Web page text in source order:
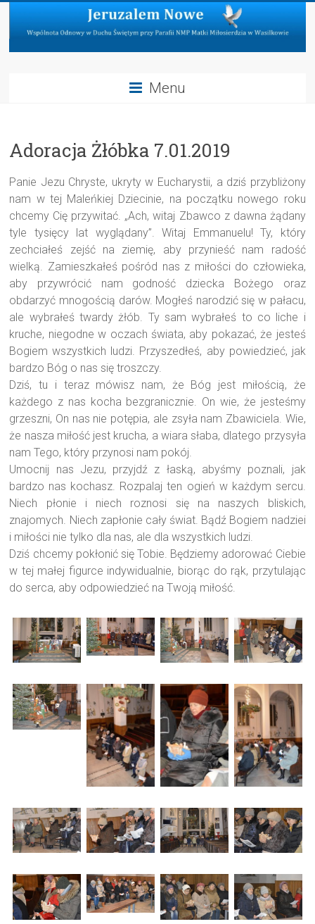
Skip
content
Jeruzalem
Odnowy
Duchu
Świętym
przy
Parafii
NMP
Matki
Miłosierdzia
w
Wasilkowie
Menu
Adoracja Żłóbka 7.01.2019
Panie Jezu Chryste, ukryty w Eucharystii, a dziś przybliżony
nam w tej Maleńkiej Dziecinie, na początku nowego roku
chcemy Cię przywitać. „Ach, witaj Zbawco z dawna żądany
tyle tysięcy lat wyglądany”. Witaj Emmanuelu! Ty, który
zechciałeś zejść na ziemię, aby przynieść nam radość
wielką. Zamieszkałeś pośród nas z miłości do człowieka,
aby przywrócić nam godność dziecka Bożego oraz
obdarzyć mnogością darów. Mogłeś narodzić się w pałacu,
ale wybrałeś twardy żłób. Ty sam wybrałeś to co liche i
kruche, niegodne w oczach świata, aby pokazać, że jesteś
Bogiem wszystkich ludzi. Przyszedłeś, aby powiedzieć, jak
bardzo Bóg o nas się troszczy.
Dziś, tu i teraz mówisz nam, że Bóg jest miłością, że
każdego z nas kocha bezgranicznie. On wie, że jesteśmy
grzeszni, On nas nie potępia, ale zsyła nam Zbawiciela. Wie,
że nasza miłość jest krucha, a wiara słaba, dlatego przysyła
nam Tego, który przynosi nam pokój.
Umocnij nas Jezu, przyjdź z łaską, abyśmy poznali, jak
bardzo nas kochasz. Rozpalaj ten ogień w każdym sercu.
Niech płonie i niech roznosi się na naszych bliskich,
znajomych. Niech zapłonie cały świat. Bądź Bogiem nadziei
i miłości nie tylko dla nas, ale dla wszystkich ludzi.
Dziś chcemy pokłonić się Tobie. Będziemy adorować Ciebie
w tej małej figurce indywidualnie, biorąc do rąk, przytulając
do serca, aby odpowiedzieć na Twoją miłość.